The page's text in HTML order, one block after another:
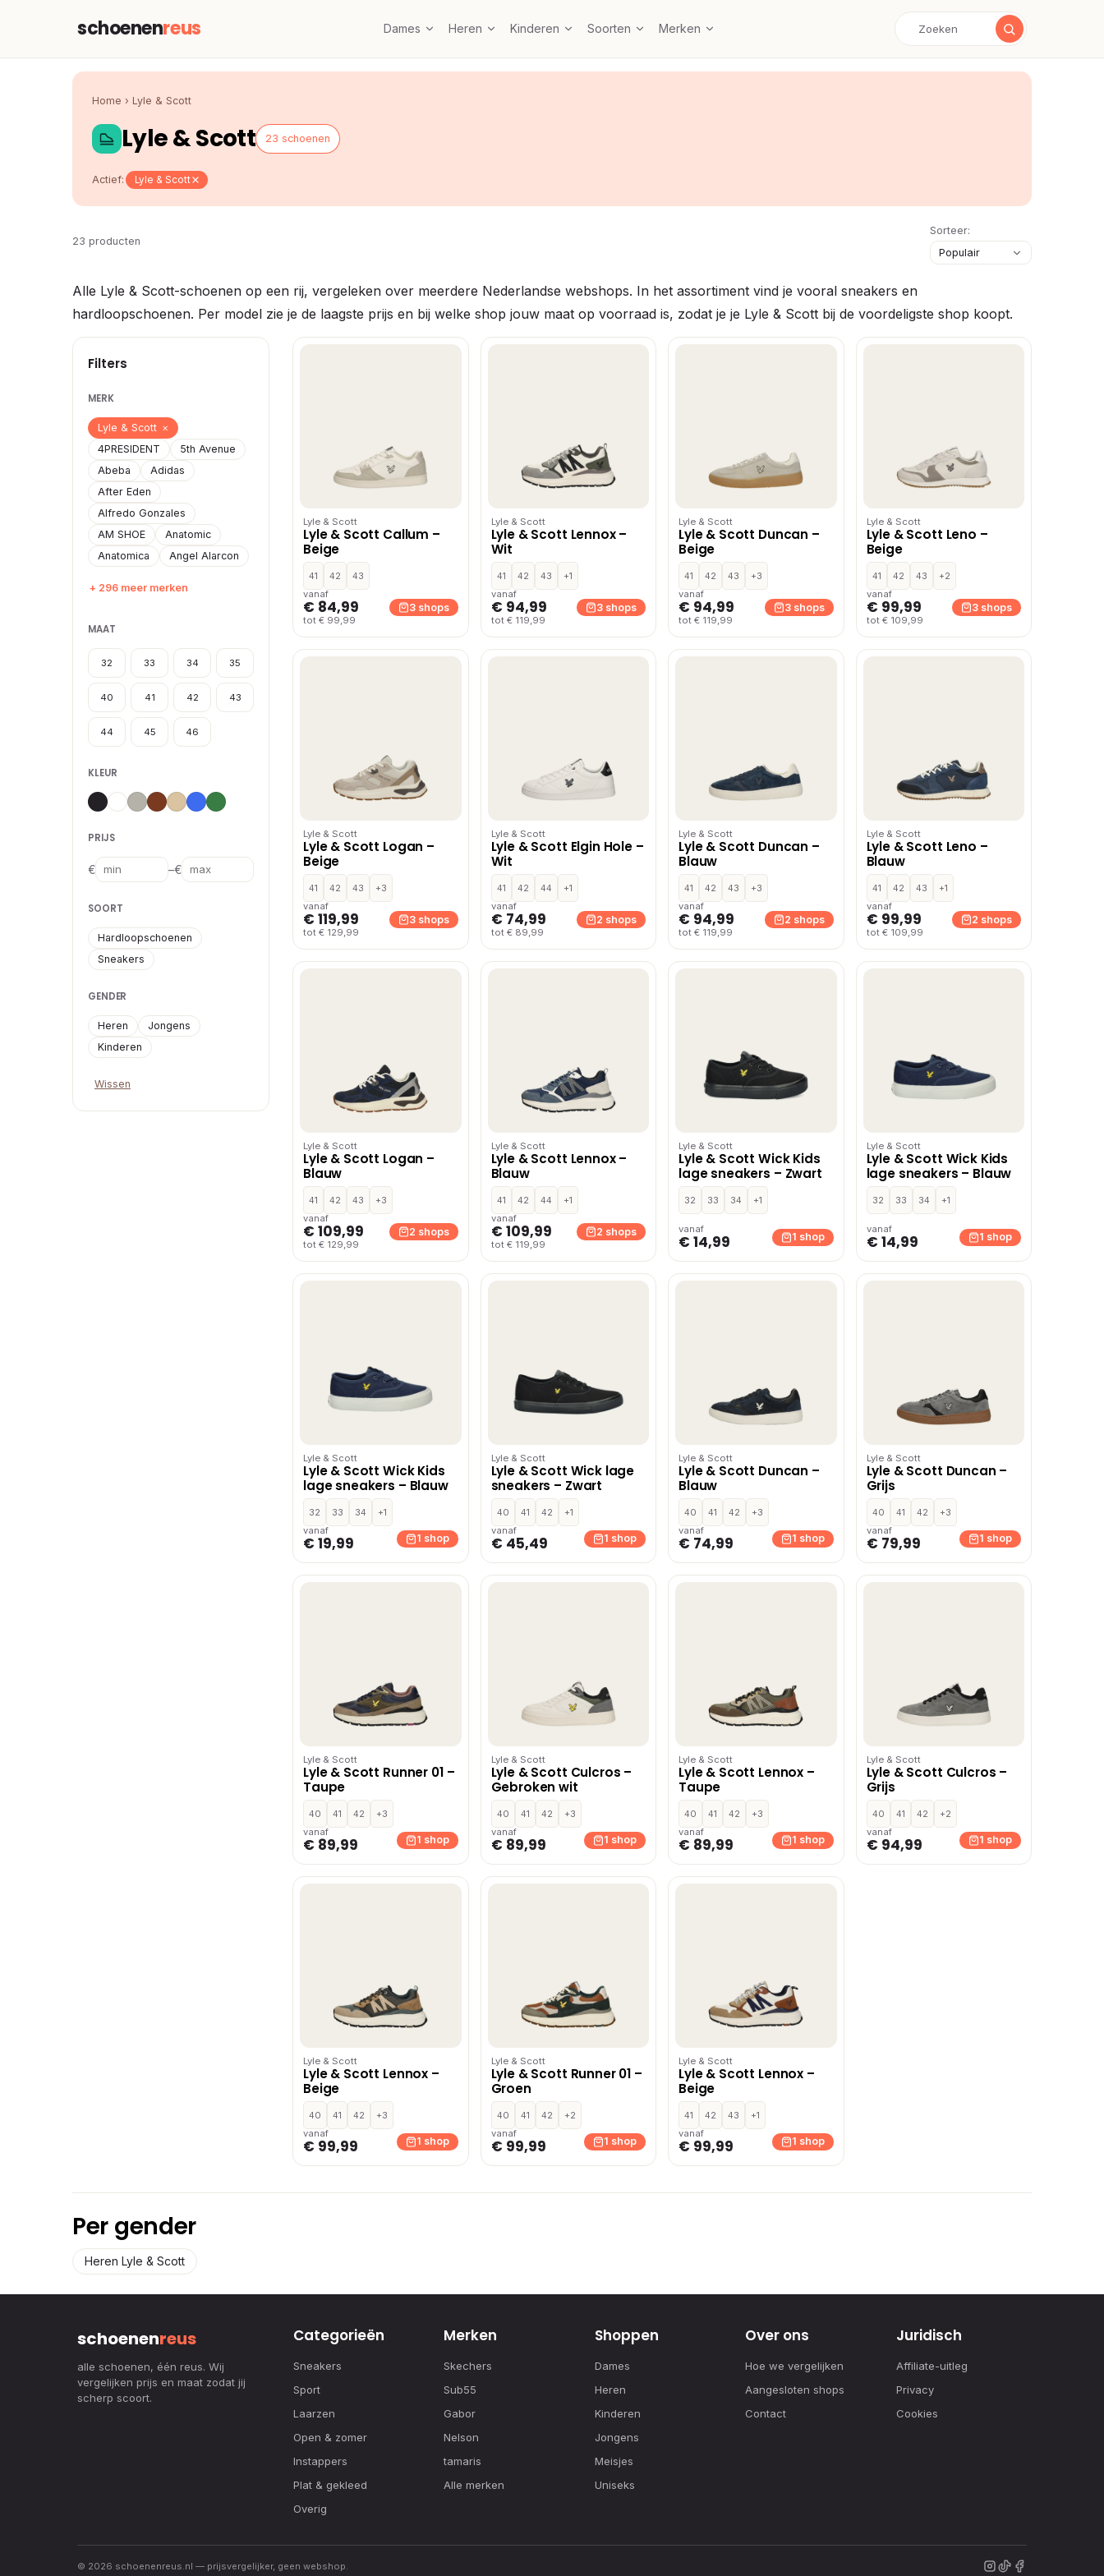
schoenenreus Dames Heren Kinderen Soorten Merken
Home › Lyle & Scott
Lyle & Scott 23 schoenen
Actief: Lyle & Scott
23 producten
Sorteer:
Alle Lyle & Scott-schoenen op een rij, vergeleken over meerdere Nederlandse webshops. In het assortiment vind je vooral sneakers en
hardloopschoenen. Per model zie je de laagste prijs en bij welke shop jouw maat op voorraad is, zodat je je Lyle & Scott bij de voordeligste shop koopt.
Filters
MERK
Lyle & Scott ×
4PRESIDENT
5th Avenue
Abeba
Adidas
After Eden
Alfredo Gonzales
AM SHOE
Anatomic
Anatomica
Angel Alarcon
+ 296 meer merken
MAAT
32 33 34 35
40 41 42 43
44 45 46
KLEUR
PRIJS
€ –€
SOORT
Hardloopschoenen
Sneakers
GENDER
Heren
Jongens
Kinderen
Wissen
Lyle & Scott
Lyle & Scott Callum –
Beige
41 42
43
vanaf
€ 84,99
tot € 99,99
3 shops
Lyle & Scott
Lyle & Scott Lennox –
Wit
41 42 43
+1
vanaf
€ 94,99
tot € 119,99
3 shops
Lyle & Scott
Lyle & Scott Duncan –
Beige
41 42 43
+3
vanaf
€ 94,99
tot € 119,99
3 shops
Lyle & Scott
Lyle & Scott Leno –
Beige
41 42 43
+2
vanaf
€ 99,99
tot € 109,99
3 shops
Lyle & Scott
Lyle & Scott Logan –
Beige
41 42 43
+3
vanaf
€ 119,99
tot € 129,99
3 shops
Lyle & Scott
Lyle & Scott Elgin Hole –
Wit
41 42 44
+1
vanaf
€ 74,99
tot € 89,99
2 shops
Lyle & Scott
Lyle & Scott Duncan –
Blauw
41 42 43
+3
vanaf
€ 94,99
tot € 119,99
2 shops
Lyle & Scott
Lyle & Scott Leno –
Blauw
41 42 43
+1
vanaf
€ 99,99
tot € 109,99
2 shops
Lyle & Scott
Lyle & Scott Logan –
Blauw
41 42 43
+3
vanaf
€ 109,99
tot € 129,99
2 shops
Lyle & Scott
Lyle & Scott Lennox –
Blauw
41 42 44
+1
vanaf
€ 109,99
tot € 119,99
2 shops
Lyle & Scott
Lyle & Scott Wick Kids
lage sneakers – Zwart
32 33 34 +1
vanaf
€ 14,99 1 shop
Lyle & Scott
Lyle & Scott Wick Kids
lage sneakers – Blauw
32 33 34 +1
vanaf
€ 14,99 1 shop
Lyle & Scott
Lyle & Scott Wick Kids
lage sneakers – Blauw
32 33 34
+1
vanaf
€ 19,99 1 shop
Lyle & Scott
Lyle & Scott Wick lage
sneakers – Zwart
40 41 42
+1
vanaf
€ 45,49 1 shop
Lyle & Scott
Lyle & Scott Duncan –
Blauw
40 41 42
+3
vanaf
€ 74,99 1 shop
Lyle & Scott
Lyle & Scott Duncan –
Grijs
40 41 42
+3
vanaf
€ 79,99 1 shop
Lyle & Scott
Lyle & Scott Runner 01 –
Taupe
40 41 42
+3
vanaf
€ 89,99 1 shop
Lyle & Scott
Lyle & Scott Culcros –
Gebroken wit
40 41 42
+3
vanaf
€ 89,99 1 shop
Lyle & Scott
Lyle & Scott Lennox –
Taupe
40 41 42
+3
vanaf
€ 89,99 1 shop
Lyle & Scott
Lyle & Scott Culcros –
Grijs
40 41 42
+2
vanaf
€ 94,99 1 shop
Lyle & Scott
Lyle & Scott Lennox –
Beige
40 41 42
+3
vanaf
€ 99,99 1 shop
Lyle & Scott
Lyle & Scott Runner 01 –
Groen
40 41 42
+2
vanaf
€ 99,99 1 shop
Lyle & Scott
Lyle & Scott Lennox –
Beige
41 42 43
+1
vanaf
€ 99,99 1 shop
Per gender
Heren Lyle & Scott
schoenenreus
alle schoenen, één reus. Wij
vergelijken prijs en maat zodat jij
scherp scoort.
Categorieën
Sneakers
Sport
Laarzen
Open & zomer
Instappers
Plat & gekleed
Overig
Merken
Skechers
Sub55
Gabor
Nelson
tamaris
Alle merken
Shoppen
Dames
Heren
Kinderen
Jongens
Meisjes
Uniseks
Over ons
Hoe we vergelijken
Aangesloten shops
Contact
Juridisch
Affiliate-uitleg
Privacy
Cookies
© 2026 schoenenreus.nl — prijsvergelijker, geen webshop.